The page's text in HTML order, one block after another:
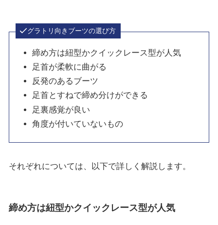
グラトリ向きブーツの選び方
締め方は紐型かクイックレース型が人気
足首が柔軟に曲がる
反発のあるブーツ
足首とすねで締め分けができる
足裏感覚が良い
角度が付いていないもの
それぞれについては、以下で詳しく解説します。
締め方は紐型かクイックレース型が人気